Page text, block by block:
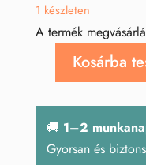
1 készleten
A termék
mennyiség
Kosárba
🚚 1–2
Gyorsan és